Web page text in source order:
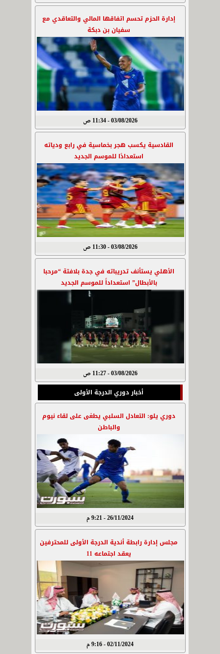
إدارة الحزم تحسم اتفاقها المالي والتعاقدي مع
سفيان بن دبكة
03/08/2026 - 11:34 ص
القادسية يكسب هجر بخماسية في رابع ودياته
استعدادًا للموسم الجديد
03/08/2026 - 11:30 ص
الأهلي يستأنف تدريباته في جدة بلافتة “مرحبا
بالأبطال” استعداداً للموسم الجديد
03/08/2026 - 11:27 ص
أخبار دوري الدرجة الأولى
دوري يلو: التعادل السلبي يطغى على لقاء نيوم
والباطن
26/11/2024 - 9:21 م
مجلس إدارة رابطة أندية الدرجة الأولى للمحترفين
يعقد اجتماعه 11
02/11/2024 - 9:16 م